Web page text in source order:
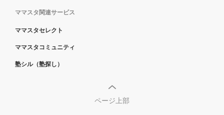
ママスタ関連サービス
ママスタセレクト
ママスタコミュニティ
塾シル（塾探し）
ページ上部